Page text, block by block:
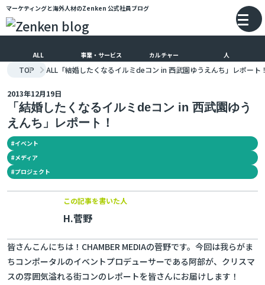
メインコンテンツにスキップ
マーケティングと海外人材のZenken 公式社員ブログ
ALL 事業・サービス カルチャー 人
TOP ALL 「結婚したくなるイルミdeコン in 西武園ゆうえんち」レポート
「結婚したくなるイルミdeコン in 西武園ゆう
えんち」レポート！
2013年12月19日
#イベント
#メディア
#プロジェクト
この記事を書いた人
H.菅野
皆さんこんにちは！CHAMBER MEDIAの菅野です。今回は我らがま
ちコンポータルのイベントプロデューサーである阿部が、クリスマ
スの雰囲気溢れる街コンのレポートを皆さんにお届けします！